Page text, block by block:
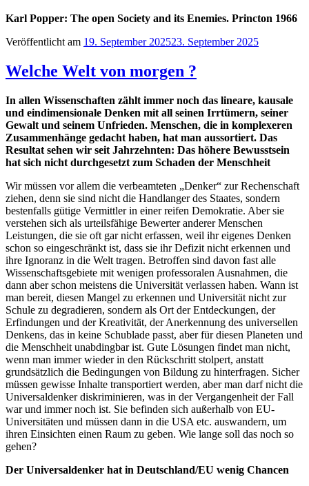
Karl Popper: The open Society and its Enemies. Princton 1966
Veröffentlicht am 19. September 202523. September 2025
Welche Welt von morgen ?
In allen Wissenschaften zählt immer noch das lineare, kausale
und eindimensionale Denken mit all seinen Irrtümern, seiner
Gewalt und seinem Unfrieden. Menschen, die in komplexeren
Zusammenhänge gedacht haben, hat man aussortiert. Das
Resultat sehen wir seit Jahrzehnten: Das höhere Bewusstsein
hat sich nicht durchgesetzt zum Schaden der Menschheit
Wir müssen vor allem die verbeamteten „Denker“ zur Rechenschaft
ziehen, denn sie sind nicht die Handlanger des Staates, sondern
bestenfalls gütige Vermittler in einer reifen Demokratie. Aber sie
verstehen sich als urteilsfähige Bewerter anderer Menschen
Leistungen, die sie oft gar nicht erfassen, weil ihr eigenes Denken
schon so eingeschränkt ist, dass sie ihr Defizit nicht erkennen und
ihre Ignoranz in die Welt tragen. Betroffen sind davon fast alle
Wissenschaftsgebiete mit wenigen professoralen Ausnahmen, die
dann aber schon meistens die Universität verlassen haben. Wann ist
man bereit, diesen Mangel zu erkennen und Universität nicht zur
Schule zu degradieren, sondern als Ort der Entdeckungen, der
Erfindungen und der Kreativität, der Anerkennung des universellen
Denkens, das in keine Schublade passt, aber für diesen Planeten und
die Menschheit unabdingbar ist. Gute Lösungen findet man nicht,
wenn man immer wieder in den Rückschritt stolpert, anstatt
grundsätzlich die Bedingungen von Bildung zu hinterfragen. Sicher
müssen gewisse Inhalte transportiert werden, aber man darf nicht die
Universaldenker diskriminieren, was in der Vergangenheit der Fall
war und immer noch ist. Sie befinden sich außerhalb von EU-
Universitäten und müssen dann in die USA etc. auswandern, um
ihren Einsichten einen Raum zu geben. Wie lange soll das noch so
gehen?
Der Universaldenker hat in Deutschland/EU wenig Chancen